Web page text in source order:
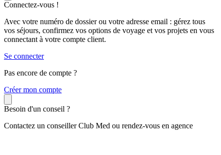
Connectez-vous !
Avec votre numéro de dossier ou votre adresse email : gérez tous
vos séjours, confirmez vos options de voyage et vos projets en vous
connectant à votre compte client.
Se connecter
Pas encore de compte ?
Créer mon compte
Besoin d'un conseil ?
Contactez un conseiller Club Med ou rendez-vous en agence